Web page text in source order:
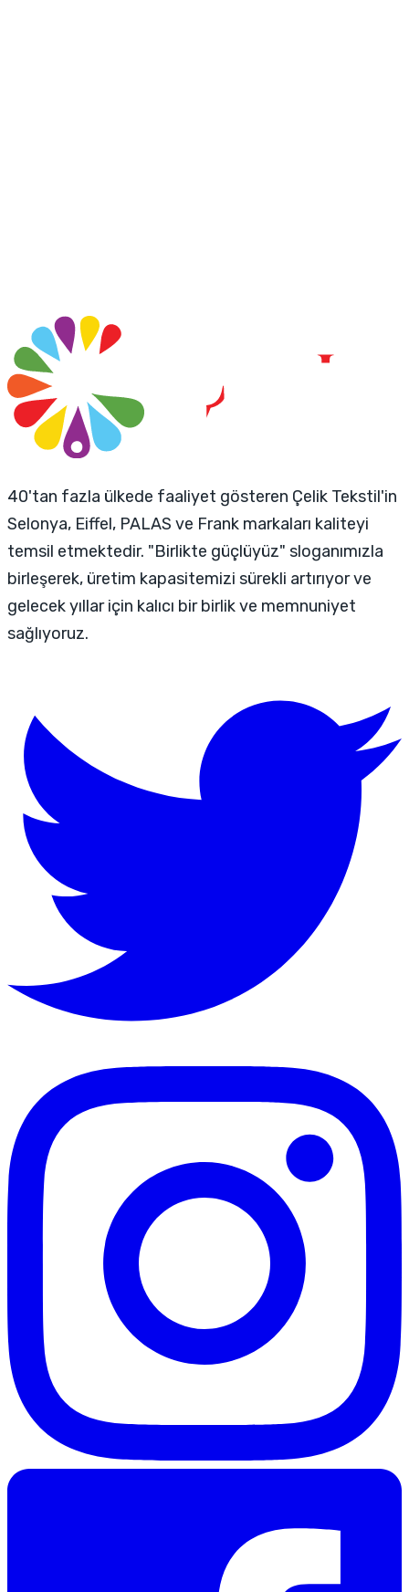
40'tan fazla ülkede faaliyet gösteren Çelik Tekstil'in
Selonya, Eiffel, PALAS ve Frank markaları kaliteyi
temsil etmektedir. "Birlikte güçlüyüz" sloganımızla
birleşerek, üretim kapasitemizi sürekli artırıyor ve
gelecek yıllar için kalıcı bir birlik ve memnuniyet
sağlıyoruz.